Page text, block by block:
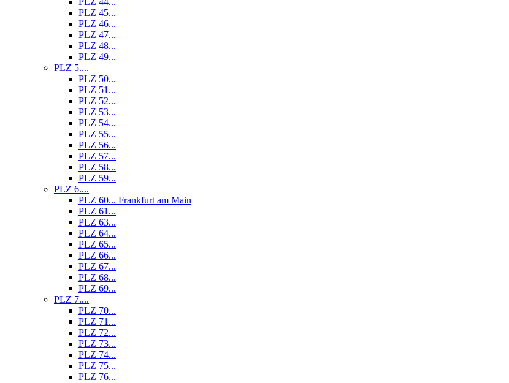
PLZ 45...
PLZ 46...
PLZ 47...
PLZ 48...
PLZ 49...
PLZ 5....
PLZ 50...
PLZ 51...
PLZ 52...
PLZ 53...
PLZ 54...
PLZ 55...
PLZ 56...
PLZ 57...
PLZ 58...
PLZ 59...
PLZ 6....
PLZ 60... Frankfurt am Main
PLZ 61...
PLZ 63...
PLZ 64...
PLZ 65...
PLZ 66...
PLZ 67...
PLZ 68...
PLZ 69...
PLZ 7....
PLZ 70...
PLZ 71...
PLZ 72...
PLZ 73...
PLZ 74...
PLZ 75...
PLZ 76...